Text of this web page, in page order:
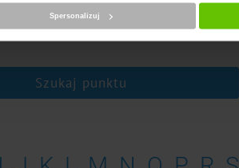
Spersonalizuj
Szukaj punktu